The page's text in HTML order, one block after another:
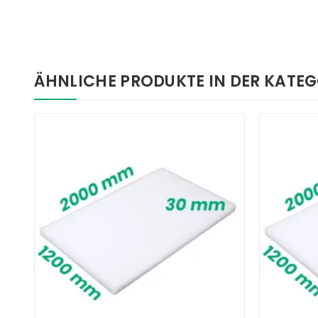
ÄHNLICHE PRODUKTE IN DER